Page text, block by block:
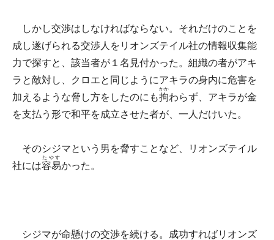
しかし交渉はしなければならない。それだけのことを
成し遂げられる交渉人をリオンズテイル社の情報収集能
力で探すと、該当者が１名見付かった。組織の者がアキ
ラと敵対し、クロエと同じようにアキラの身内に危害を
加えるような脅し方をしたのにも拘
かか
わらず、アキラが金
を支払う形で和平を成立させた者が、一人だけいた。
そのシジマという男を脅すことなど、リオンズテイル
社には容易
たやす
かった。
シジマが命懸けの交渉を続ける。成功すればリオンズ